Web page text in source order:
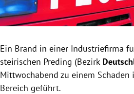
Untermenü
Untermenü
Ein Brand in einer Industriefirma
steirischen Preding (Bezirk
Mittwochabend zu einem
Bereich geführt.